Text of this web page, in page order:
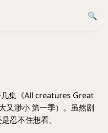
集《All creatures Great
又渺小 第一季）。虽然剧
忍不住想看。